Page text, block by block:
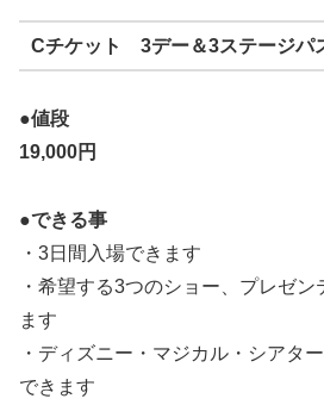
Cチケット 3デー＆3ステージパ
●値段
19,000円
●できる事
・3日間入場できます
・希望する3つのショー、プレゼ
ます
・ディズニー・マジカル・シアタ
できます